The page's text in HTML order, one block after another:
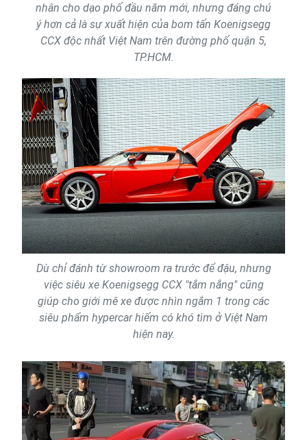
nhân cho dạo phố đầu năm mới, nhưng đáng chú
ý hơn cả là sự xuất hiện của bom tấn Koenigsegg
CCX độc nhất Việt Nam trên đường phố quận 5,
TP.HCM.
Dù chỉ đánh từ showroom ra trước để đậu, nhưng
việc siêu xe Koenigsegg CCX "tắm nắng" cũng
giúp cho giới mê xe được nhìn ngắm 1 trong các
siêu phẩm hypercar hiếm có khó tìm ở Việt Nam
hiện nay.